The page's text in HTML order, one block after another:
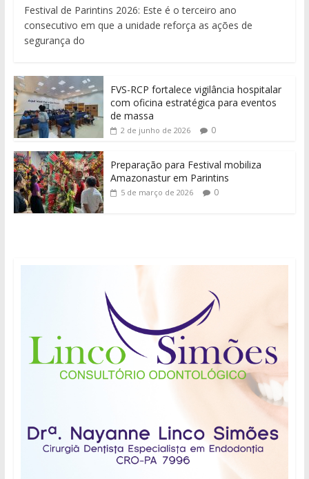
Festival de Parintins 2026: Este é o terceiro ano
consecutivo em que a unidade reforça as ações de
segurança do
FVS-RCP fortalece vigilância hospitalar
com oficina estratégica para eventos
de massa
2 de junho de 2026 0
Preparação para Festival mobiliza
Amazonastur em Parintins
5 de março de 2026 0